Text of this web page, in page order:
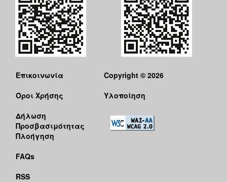
Επικοινωνία
Όροι Χρήσης
Δήλωση
Προσβασιμότητας
Πλοήγηση
FAQs
RSS
Copyright © 2026
Υλοποίηση